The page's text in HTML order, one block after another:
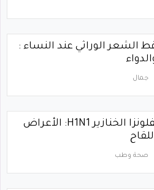
الشعر الوراثي عند النساء :
جمال
فيروس انفلونزا الخنازير H1N1: الأعراض
صحة وطب